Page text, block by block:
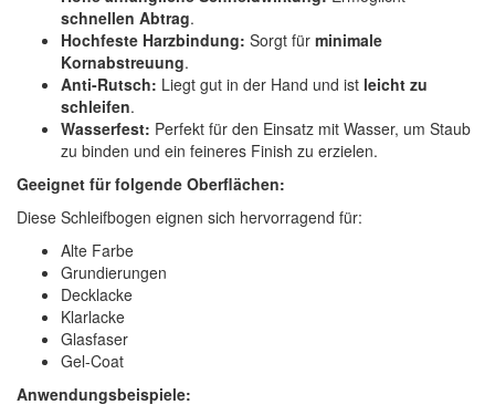
schnellen Abtrag.
Hochfeste Harzbindung: Sorgt für minimale
Kornabstreuung.
Anti-Rutsch: Liegt gut in der Hand und ist leicht zu
schleifen.
Wasserfest: Perfekt für den Einsatz mit Wasser, um Staub
zu binden und ein feineres Finish zu erzielen.
Geeignet für folgende Oberflächen:
Diese Schleifbogen eignen sich hervorragend für:
Alte Farbe
Grundierungen
Decklacke
Klarlacke
Glasfaser
Gel-Coat
Anwendungsbeispiele: